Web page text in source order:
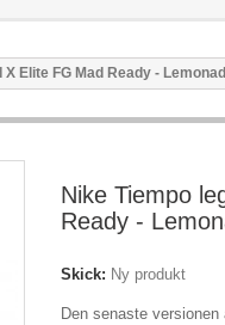
X Elite FG Mad Ready -
Nike Tiempo
Ready -
Skick: Ny produkt
Den senaste versionen